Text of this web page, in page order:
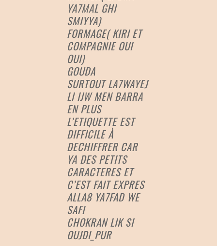
YA7MAL GHI
SMIYYA)
FORMAGE( KIRI ET
COMPAGNIE OUI
OUI)
GOUDA
SURTOUT LA7WAYEJ
LI IJW MEN BARRA
EN PLUS
L’ETIQUETTE EST
DIFFICILE À
DECHIFFRER CAR
YA DES PETITS
CARACTERES ET
C’EST FAIT EXPRES
ALLA8 YA7FAD WE
SAFI
CHOKRAN LIK SI
OUJDI_PUR